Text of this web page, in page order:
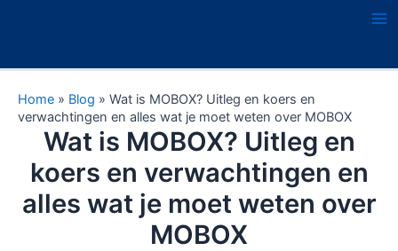
inhoud
Home » Blog » Wat is MOBOX? Uitleg en koers en
verwachtingen en alles wat je moet weten over MOBOX
Wat is MOBOX? Uitleg en
koers en verwachtingen en
alles wat je moet weten over
MOBOX